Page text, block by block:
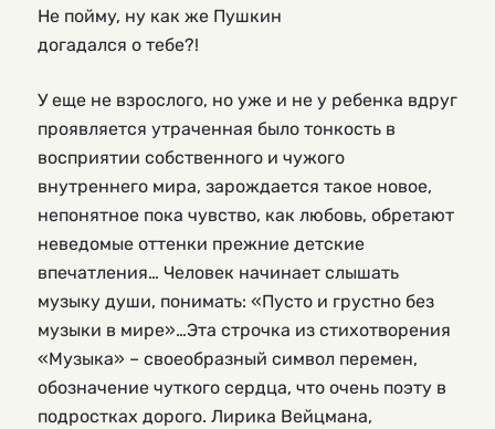
Не пойму, ну как же Пушкин
догадался о тебе?!
У еще не взрослого, но уже и не у ребенка вдруг
проявляется утраченная было тонкость в
восприятии собственного и чужого
внутреннего мира, зарождается такое новое,
непонятное пока чувство, как любовь, обретают
неведомые оттенки прежние детские
впечатления… Человек начинает слышать
музыку души, понимать: «Пусто и грустно без
музыки в мире»…Эта строчка из стихотворения
«Музыка» – своеобразный символ перемен,
обозначение чуткого сердца, что очень поэту в
подростках дорого. Лирика Вейцмана,